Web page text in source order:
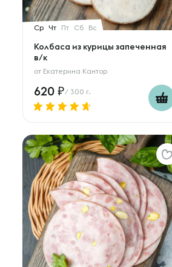
Ср Чт Пт Сб Вс
Колбаса из курицы запеченная
в/к
от Екатерина Кантор
620 / 300 г.